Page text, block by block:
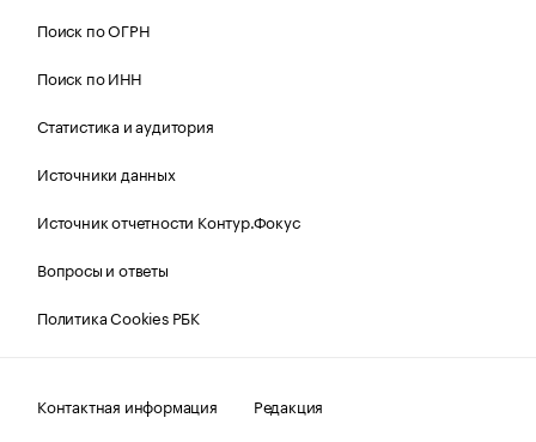
Поиск по ОГРН
Поиск по ИНН
Статистика и аудитория
Источники данных
Источник отчетности Контур.Фокус
Вопросы и ответы
Политика Cookies РБК
Контактная информация
Редакция